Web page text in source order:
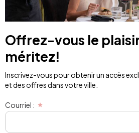
Offrez-vous le
méritez!
Inscrivez-vous pour obtenir un accès
et des offres dans votre ville.
Courriel :